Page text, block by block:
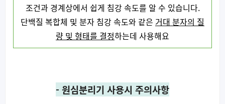
조건과 경계상에서 쉽게 침강 속도를 알 수 있습니다.
단백질 복합체 및 분자 침강 속도와 같은 거대 분자의 질
량 및 형태를 결정하는데 사용해요
- 원심분리기 사용시 주의사항